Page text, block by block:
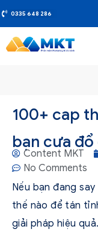
0335 648 286
100+ cap
bạn cưa
Content MKT
No Comments
Nếu bạn đang
thế nào để tán
giải pháp hiệu